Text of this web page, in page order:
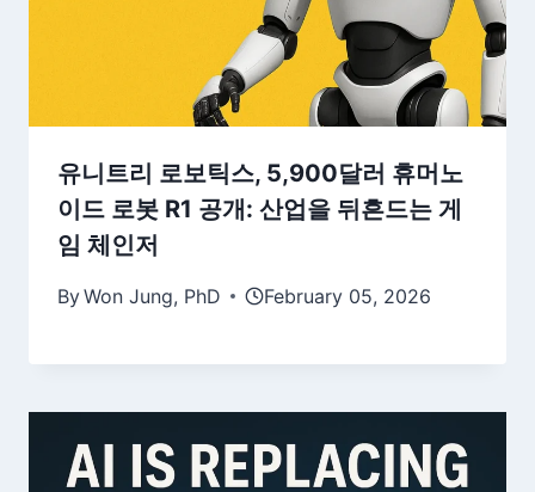
유니트리 로보틱스, 5,900달러 휴머노
이드 로봇 R1 공개: 산업을 뒤흔드는 게
임 체인저
ByWon Jung, PhD February 05, 2026